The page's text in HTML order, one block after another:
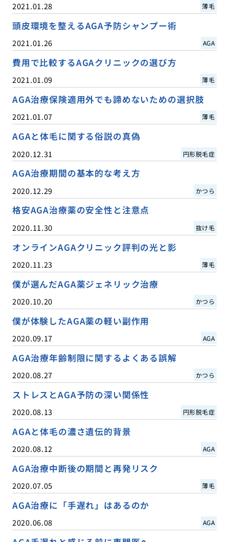
2021.01.28 薄毛
頭皮環境を整えるAGA予防シャンプー術
2021.01.26 AGA
費用で比較するAGAクリニックの選び方
2021.01.09 薄毛
AGA治療保険適用外でも諦めないための選択肢
2021.01.07 薄毛
AGAと体毛に関する俗説の真偽
2020.12.31 円形脱毛症
AGA治療期間の基本的な考え方
2020.12.29 かつら
格安AGA治療薬の安全性と注意点
2020.11.30 抜け毛
オンラインAGAクリニック評判の光と影
2020.11.23 薄毛
僕が選んだAGA薬ジェネリック治療
2020.10.20 かつら
僕が体験したAGA薬の軽い副作用
2020.09.17 AGA
AGA治療年齢制限に関するよくある誤解
2020.08.27 かつら
ストレスとAGA予防の深い関係性
2020.08.13 円形脱毛症
AGAと体毛の濃さ遺伝的背景
2020.08.12 AGA
AGA治療中断後の期間と再発リスク
2020.07.05 薄毛
AGA治療に「手遅れ」はあるのか
2020.06.08 AGA